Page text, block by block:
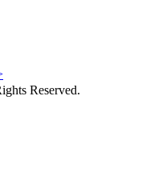
Reserved.